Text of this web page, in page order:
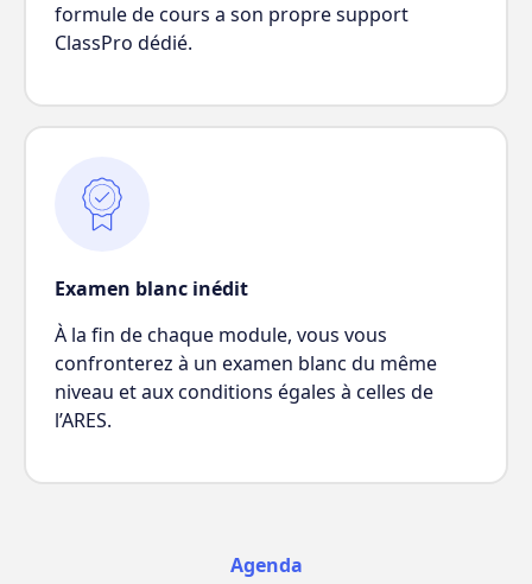
formule de cours a son propre support
ClassPro dédié.
Examen blanc inédit
À la fin de chaque module, vous vous
confronterez à un examen blanc du même
niveau et aux conditions égales à celles de
l’ARES.
Agenda